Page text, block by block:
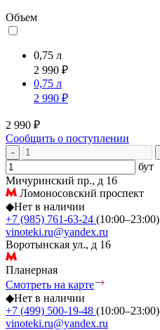
Объем
0,75 л
2 990 ₽
0,75 л
2 990 ₽
2 990 ₽
Сообщить о поступлении
-
бут
Мичуринский пр., д 16
Ломоносовский проспект
◆Нет в наличии
+7 (985) 761-63-24 (10:00–23:00)
vinoteki.ru@yandex.ru
Воротынская ул., д 16
Планерная
Смотреть на карте
◆Нет в наличии
+7 (499) 500-19-48 (10:00–23:00)
vinoteki.ru@yandex.ru